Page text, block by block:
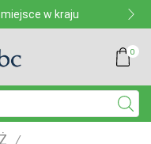
w kraju
0